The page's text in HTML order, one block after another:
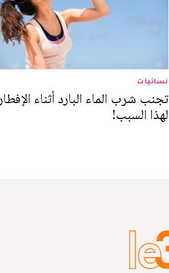
نسائيات
تجنب شرب الماء البارد أثناء الإفطار
لهذا السبب!